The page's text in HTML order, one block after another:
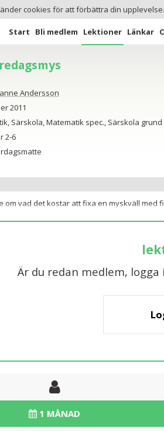
cookies för att förbättra din upplevelse.
Start Bli medlem Lektioner Länkar
Andersson
2011
Särskola, Matematik spec., Särskola grund
2-6
om vad det kostar att fixa en myskväll med
Är du redan medlem,
1 MÅNAD